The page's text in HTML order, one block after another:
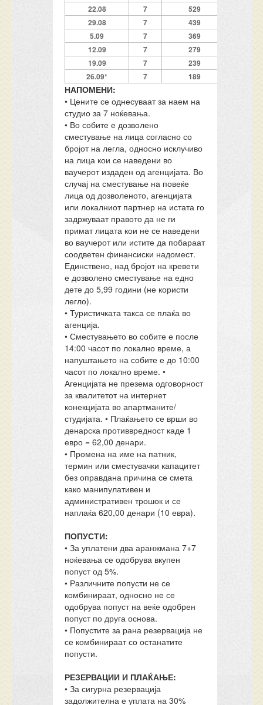
22.08
7 529
29.08
7 439
5.09
7 369
12.09
7 279
19.09
7 239
26.09*
7 189
НАПОМЕНИ:
• Цените се однесуваат за наем на
студио за 7 ноќевања.
• Во собите е дозволено
сместување на лица согласно со
бројот на легла, односно исклучиво
на лица кои се наведени во
ваучерот издаден од агенцијата. Во
случај на сместување на повеќе
лица од дозволеното, агенцијата
или локалниот партнер на истата го
задржуваат правото да не ги
примат лицата кои не се наведени
во ваучерот или истите да побараат
соодветен финансиски надомест.
Единствено, над бројот на кревети
е дозволено сместување на едно
дете до 5,99 години (не користи
легло).
• Туристичката такса се плаќа во
агенција.
• Сместувањето во собите е после
14:00 часот по локално време, а
напуштањето на собите е до 10:00
часот по локално време. •
Агенцијата не презема одговорност
за квалитетот на интернет
конекцијата во апартманите/
студијата. • Плаќањето се врши во
денарска противвредност каде 1
евро = 62,00 денари.
• Промена на име на патник,
термин или сместувачки капацитет
без оправдана причина се смета
како манипулативен и
административен трошок и се
наплаќа 620,00 денари (10 евра).
ПОПУСТИ:
• За уплатени два аранжмана 7+7
ноќевања се одобрува вкупен
попуст од 5%.
• Различните попусти не се
комбинираат, односно не се
одобрува попуст на веќе одобрен
попуст по друга основа.
• Попустите за рана резервација не
се комбинираат со останатите
попусти.
РЕЗЕРВАЦИИ И ПЛАЌАЊЕ:
• За сигурна резервација
задолжителна е уплата на 30%